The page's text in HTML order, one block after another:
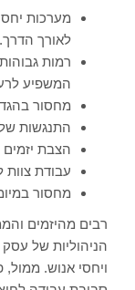
מערכות
לאורך הדרך.
רמות
המשפיע
מחסור
התנגשות של
הצבת
עבודת צוות
מחסור
רבים מהיזמים
הניהוליות של עסק
ויחסי אנוש. ממול,